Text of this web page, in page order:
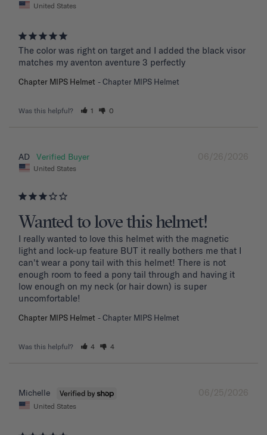
United States
The color was right on target and I added the black visor
matches my aventon aventure 3 perfectly
Chapter MIPS Helmet Chapter MIPS Helmet
Was this helpful? 1 0
06/26/2026
AD
United States
Wanted to love this helmet!
I really wanted to love this helmet with the magnetic
light and lock-up feature BUT it really bothers me that I
can't wear a pony tail with this helmet! There is not
enough room to feed a pony tail through and having it
low enough on my neck (or hair down) is super
uncomfortable!
Chapter MIPS Helmet Chapter MIPS Helmet
Was this helpful? 4 4
06/25/2026
Michelle
United States